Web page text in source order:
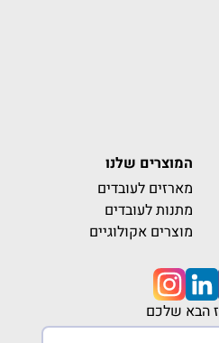
המוצרים שלנו
מארזים לעובדים
מתנות לעובדים
מוצרים אקולוגיים
הבא שלכם